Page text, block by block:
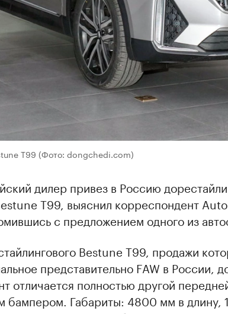
T99 (Фото: dongchedi.com)
дилер привез в Россию
T99, выяснил корреспондент
с предложением одного из
Bestune T99, продажи
представительно FAW в России,
отличается полностью другой
бампером. Габариты: 4800 мм в длину,